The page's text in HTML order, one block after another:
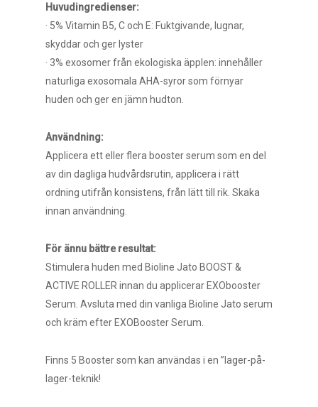
Huvudingredienser:
· 5% Vitamin B5, C och E: Fuktgivande, lugnar,
skyddar och ger lyster
· 3% exosomer från ekologiska äpplen: innehåller
naturliga exosomala AHA-syror som förnyar
huden och ger en jämn hudton.
Användning:
Applicera ett eller flera booster serum som en del
av din dagliga hudvårdsrutin, applicera i rätt
ordning utifrån konsistens, från lätt till rik. Skaka
innan användning.
För ännu bättre resultat:
Stimulera huden med Bioline Jato BOOST &
ACTIVE ROLLER innan du applicerar EXObooster
Serum. Avsluta med din vanliga Bioline Jato serum
och kräm efter EXOBooster Serum.
Finns 5 Booster som kan användas i en ”lager-på-
lager-teknik!